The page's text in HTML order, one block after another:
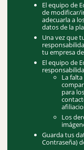
El equipo de
de modificar/
adecuarla a
datos de la
Una vez que
tu empresa
El equipo de
La
para
Los
Guarda tus
Contraseña)